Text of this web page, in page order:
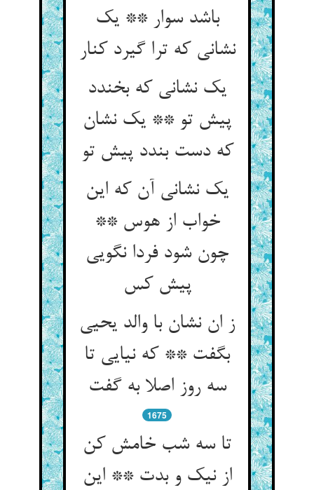
باشد سوار ** یک
نشانی که ترا گیرد کنار
یک نشانی که بخندد
پیش تو ** یک نشان
که دست بندد پیش تو
یک نشانی آن که این
خواب از هوس **
چون شود فردا نگویی
پیش کس‏
ز ان نشان با والد یحیی
بگفت ** که نیایی تا
سه روز اصلا به گفت‏
1675
تا سه شب خامش کن
از نیک و بدت ** این